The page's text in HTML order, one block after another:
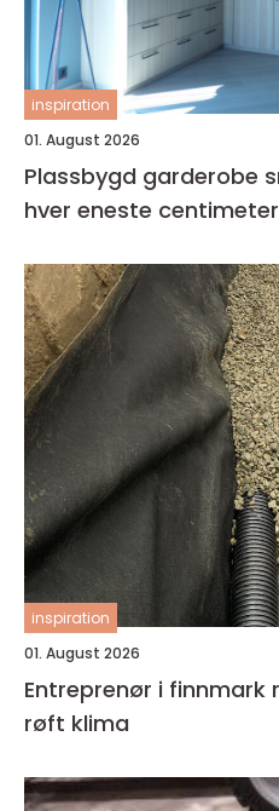
inspiration
01. August 2026
Plassbygd garderobe smart utnyttelse av
hver eneste centimeter
inspiration
01. August 2026
Entreprenør i finnmark robuste løsninger i
røft klima